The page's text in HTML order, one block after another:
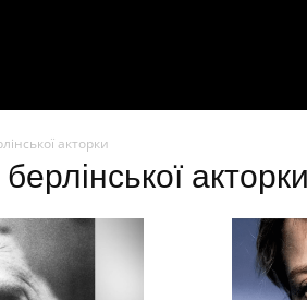
акторки
берлінської акторки